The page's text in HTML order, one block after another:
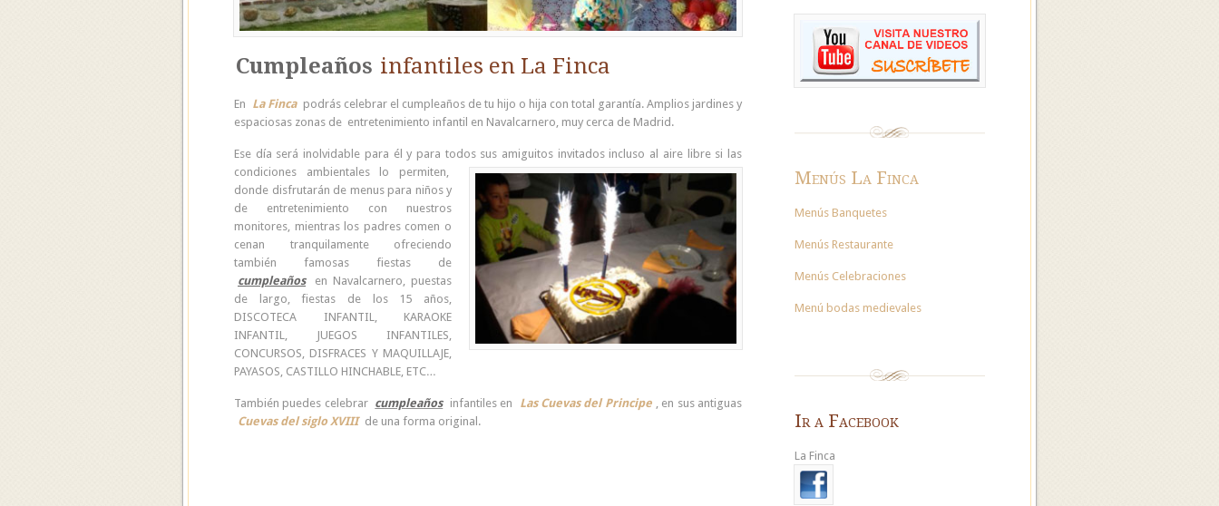
Cumpleaños infantiles en La Finca
En La Finca podrás celebrar el cumpleaños de tu hijo o hija con total garantía. Amplios jardines y
espaciosas zonas de entretenimiento infantil en Navalcarnero, muy cerca de Madrid.
Ese día será inolvidable para él y para todos sus amiguitos invitad os incluso al aire libre si las
condiciones ambientales lo permiten,
donde disfrutarán de menus para niños y
de entretenimiento con nuestros
monitores, mientras los padres comen o
cenan tranquilamente ofreciendo
también famosas fiestas de
cumpleaños
en Navalcarnero, puestas
de largo, fiestas de los 15 años,
DISCOTECA INFANTIL, KARAOKE
INFANTIL, JUEGOS INFANTILES,
CONCURSOS, DISFRACES Y MAQUILLAJE,
PAYASOS, CASTILLO HINCHABLE, ETC…
También puedes celebrar cumpleaños infantiles en Las Cuevas del Principe , en sus antiguas
Cuevas del siglo XVIII de una forma original.
Menús La Finca
Menús Banquetes
Menús Restaurante
Menús Celebraciones
Menú bodas medievales
Ir a Facebook
La Finca